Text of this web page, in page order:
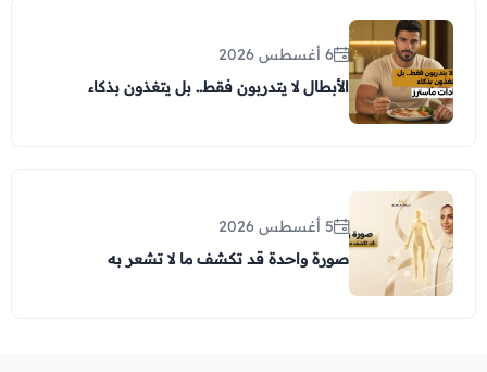
6 أغسطس 2026
الأبطال لا يتدربون فقط.. بل يتغذون بذكاء
5 أغسطس 2026
صورة واحدة قد تكشف ما لا تشعر به